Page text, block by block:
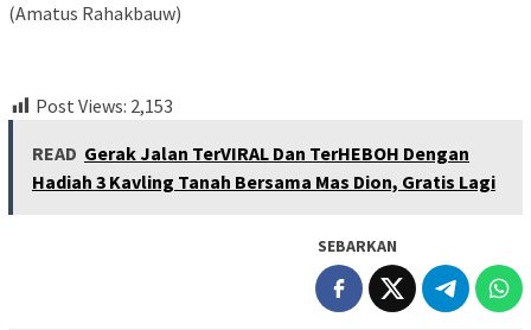
(Amatus Rahakbauw)
Post Views: 2,153
READ Gerak Jalan TerVIRAL Dan TerHEBOH Dengan
Hadiah 3 Kavling Tanah Bersama Mas Dion, Gratis Lagi
SEBARKAN